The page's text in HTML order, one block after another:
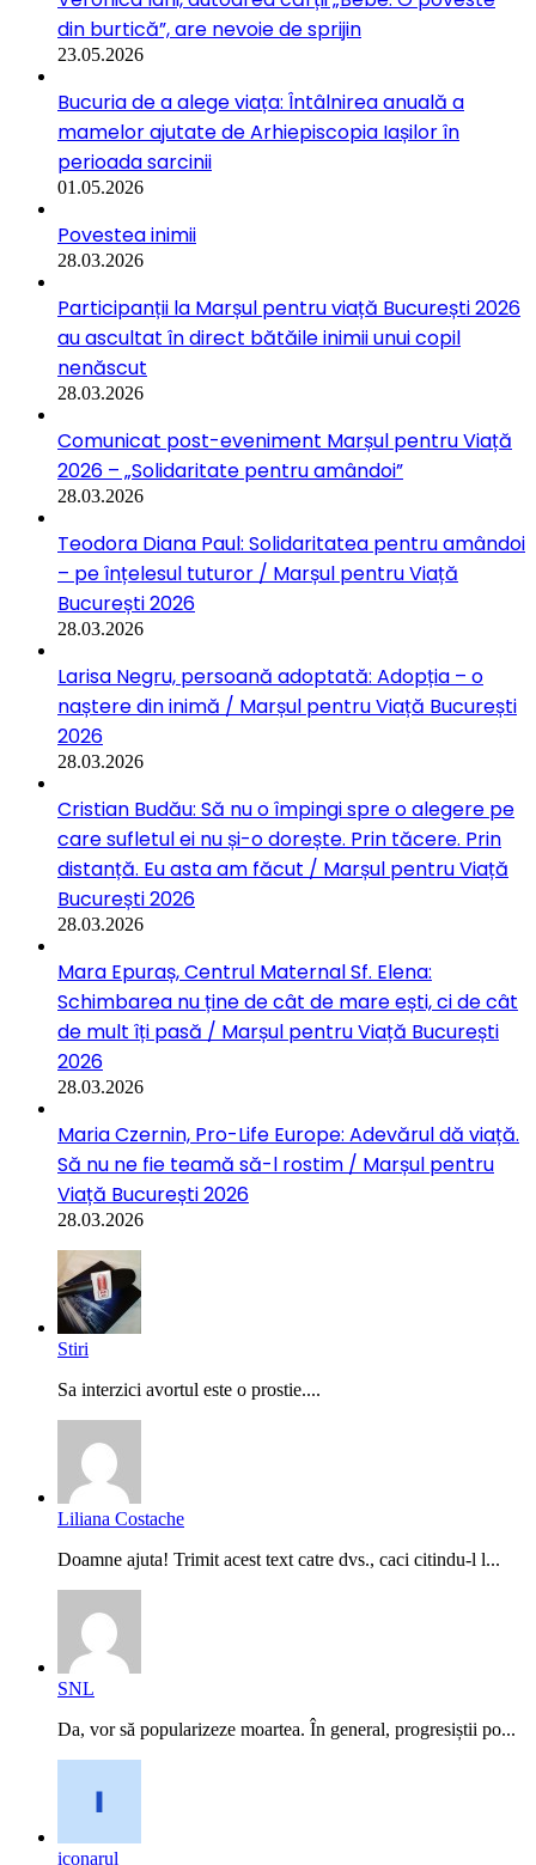
din burtică”, are nevoie de sprijin
23.05.2026
Bucuria de a alege viața: Întâlnirea anuală a
mamelor ajutate de Arhiepiscopia Iașilor în
perioada sarcinii
01.05.2026
Povestea inimii
28.03.2026
Participanții la Marșul pentru viață București 2026
au ascultat în direct bătăile inimii unui copil
nenăscut
28.03.2026
Comunicat post-eveniment Marșul pentru Viață
2026 – „Solidaritate pentru amândoi”
28.03.2026
Teodora Diana Paul: Solidaritatea pentru amândoi
– pe înțelesul tuturor / Marșul pentru Viață
București 2026
28.03.2026
Larisa Negru, persoană adoptată: Adopția – o
naștere din inimă / Marșul pentru Viață București
2026
28.03.2026
Cristian Budău: Să nu o împingi spre o alegere pe
care sufletul ei nu și-o dorește. Prin tăcere. Prin
distanță. Eu asta am făcut / Marșul pentru Viață
București 2026
28.03.2026
Mara Epuraș, Centrul Maternal Sf. Elena:
Schimbarea nu ține de cât de mare ești, ci de cât
de mult îți pasă / Marșul pentru Viață București
2026
28.03.2026
Maria Czernin, Pro-Life Europe: Adevărul dă viață.
Să nu ne fie teamă să-l rostim / Marșul pentru
Viață București 2026
28.03.2026
Stiri
Sa interzici avortul este o prostie....
Liliana Costache
Doamne ajuta! Trimit acest text catre dvs., caci citindu-l l...
SNL
Da, vor să popularizeze moartea. În general, progresiștii po...
iconarul